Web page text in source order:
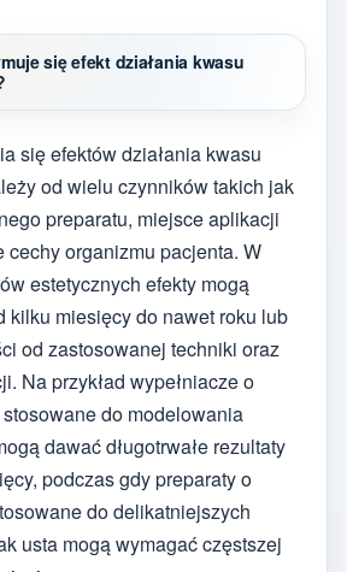
się efekt działania kwasu
się efektów działania kwasu
od wielu czynników takich jak
preparatu, miejsce aplikacji
organizmu pacjenta. W
estetycznych efekty mogą
kilku miesięcy do nawet roku lub
od zastosowanej techniki oraz
Na przykład wypełniacze o
do modelowania
dawać długotrwałe rezultaty
podczas gdy preparaty o
do delikatniejszych
usta mogą wymagać częstszej